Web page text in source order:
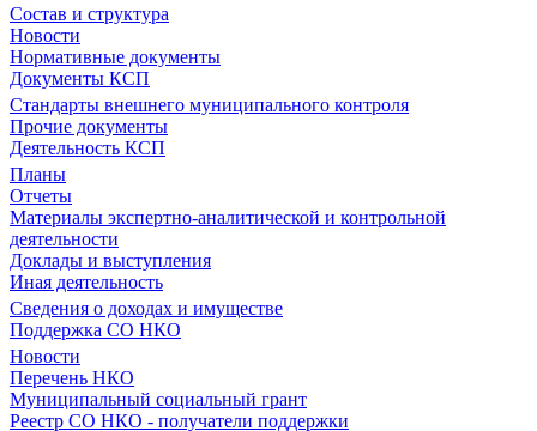
Состав и структура
Новости
Нормативные документы
Документы КСП
Стандарты внешнего муниципального контроля
Прочие документы
Деятельность КСП
Планы
Отчеты
Материалы экспертно-аналитической и контрольной
деятельности
Доклады и выступления
Иная деятельность
Сведения о доходах и имуществе
Поддержка СО НКО
Новости
Перечень НКО
Муниципальный социальный грант
Реестр СО НКО - получатели поддержки